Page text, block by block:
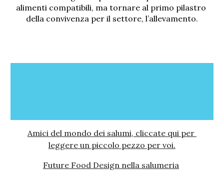
alimenti compatibili, ma tornare al primo pilastro
della convivenza per il settore, l’allevamento.
Amici del mondo dei salumi, cliccate qui per
leggere un piccolo pezzo per voi.
Future Food Design nella salumeria